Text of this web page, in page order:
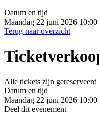
Datum en tijd
Maandag 22 juni 2026
Terug naar overzicht
Alle tickets zijn
Datum en tijd
Maandag 22 juni 2026
Deel dit evenement